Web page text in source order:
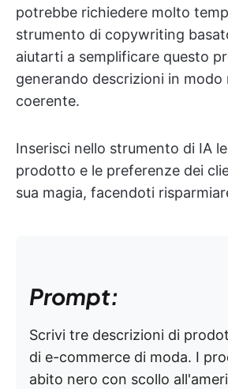
potrebbe richiedere molto
strumento di copywriting
aiutarti a semplificare questo
generando descrizioni in modo
coerente.
Inserisci nello strumento di IA
prodotto e le preferenze dei
sua magia, facendoti
Prompt:
Scrivi tre descrizioni di
di e-commerce di moda. I
abito nero con scollo